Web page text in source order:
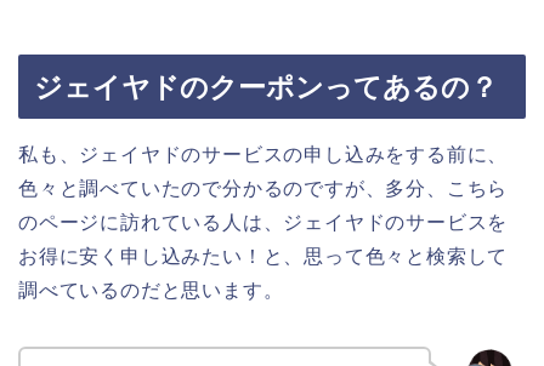
ジェイヤドのクーポンってあるの？
私も、ジェイヤドのサービスの申し込みをする前に、
色々と調べていたので分かるのですが、多分、こちら
のページに訪れている人は、ジェイヤドのサービスを
お得に安く申し込みたい！と、思って色々と検索して
調べているのだと思います。